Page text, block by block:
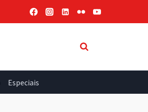
Especiais